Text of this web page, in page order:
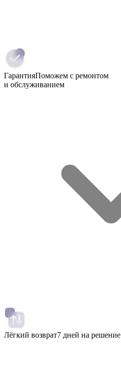
ГарантияПоможем с ремонтом
и обслуживанием
Лёгкий возврат7 дней на решение